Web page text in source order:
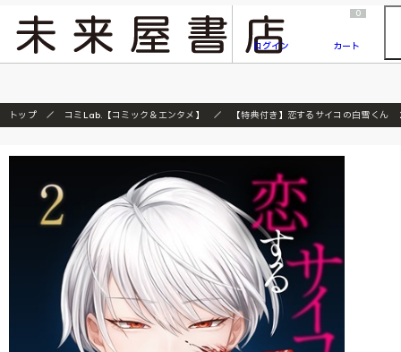
『ONE PIECE magazine 021 ONE PIECEカード付き同梱版』発売延期のご案内
ログイン
0
カート
トップ コミLab.【コミック＆エンタメ】 【特典付き】恋するサイコの白雪くん